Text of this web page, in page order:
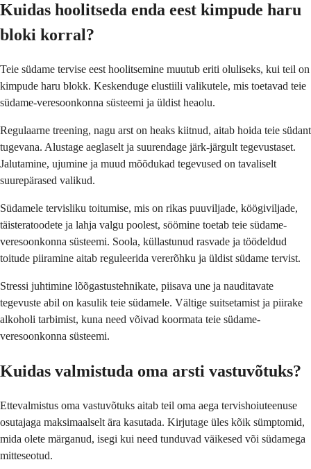
Kuidas hoolitseda enda eest kimpude haru
bloki korral?
Teie südame tervise eest hoolitsemine muutub eriti oluliseks, kui teil on
kimpude haru blokk. Keskenduge elustiili valikutele, mis toetavad teie
südame-veresoonkonna süsteemi ja üldist heaolu.
Regulaarne treening, nagu arst on heaks kiitnud, aitab hoida teie südant
tugevana. Alustage aeglaselt ja suurendage järk-järgult tegevustaset.
Jalutamine, ujumine ja muud mõõdukad tegevused on tavaliselt
suurepärased valikud.
Südamele tervisliku toitumise, mis on rikas puuviljade, köögiviljade,
täisteratoodete ja lahja valgu poolest, söömine toetab teie südame-
veresoonkonna süsteemi. Soola, küllastunud rasvade ja töödeldud
toitude piiramine aitab reguleerida vererõhku ja üldist südame tervist.
Stressi juhtimine lõõgastustehnikate, piisava une ja nauditavate
tegevuste abil on kasulik teie südamele. Vältige suitsetamist ja piirake
alkoholi tarbimist, kuna need võivad koormata teie südame-
veresoonkonna süsteemi.
Kuidas valmistuda oma arsti vastuvõtuks?
Ettevalmistus oma vastuvõtuks aitab teil oma aega tervishoiuteenuse
osutajaga maksimaalselt ära kasutada. Kirjutage üles kõik sümptomid,
mida olete märganud, isegi kui need tunduvad väikesed või südamega
mitteseotud.